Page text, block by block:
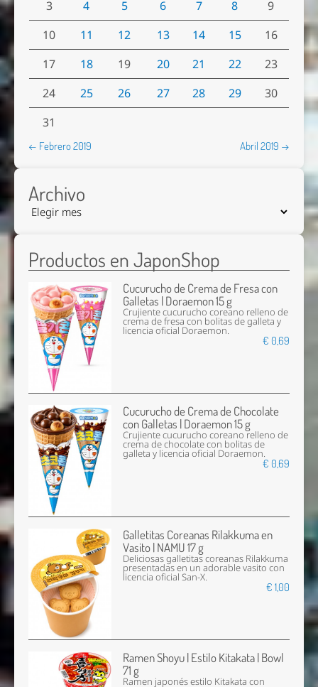
3 4 5 6 7 8
9
10
11 12 13 14 15
16
17
18 19 20 21 22
23
24
25 26 27 28 29
30
31
← Febrero 2019 Abril 2019 →
Archivo
Productos en JaponShop
Cucurucho de Crema de Fresa con
Galletas | Doraemon 15 g
Crujiente cucurucho coreano relleno de
crema de fresa con bolitas de galleta y
licencia oficial Doraemon.
€ 0,69
Cucurucho de Crema de Chocolate
con Galletas | Doraemon 15 g
Crujiente cucurucho coreano relleno de
crema de chocolate con bolitas de
galleta y licencia oficial Doraemon.
€ 0,69
Galletitas Coreanas Rilakkuma en
Vasito | NAMU 17 g
Deliciosas galletitas coreanas Rilakkuma
presentadas en un adorable vasito con
licencia oficial San-X.
€ 1,00
Ramen Shoyu | Estilo Kitakata | Bowl
71 g
Ramen japonés estilo Kitakata con